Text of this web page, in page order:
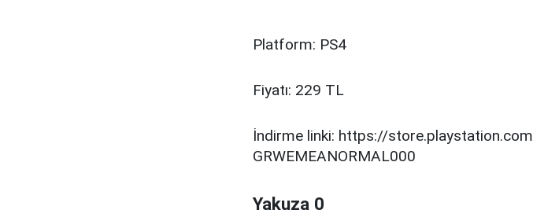
Platform: PS4
Fiyatı: 229 TL
İndirme linki: https://
GRWEMEANORMAL000
Yakuza 0